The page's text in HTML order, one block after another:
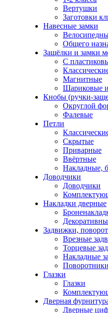
Вертушки
Заготовки
Навесные замки
Общего
Защёлки и замки
С
Магнитные
Шариковые
Кнобы (ручки-
Округлой
Фалевые
Петли
Скрытые
Приварные
Ввёртные
Накладные,
Доводчики
Доводчики
Накладки дверные
Задвижки,
Врезные
Торцевые
Накладные
Глазки
Глазки
Дверная
Дверные